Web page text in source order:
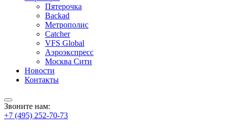
Пятерочка
Backad
Метрополис
Catcher
VFS Global
Аэроэкспресс
Москва Сити
Новости
Контакты
Звоните нам:
+7 (495) 252-70-73